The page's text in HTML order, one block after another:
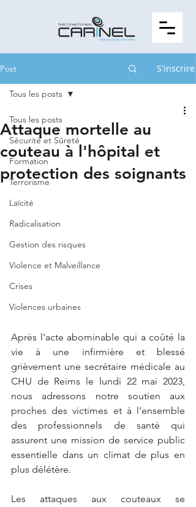
Post S'inscrire
Tous les posts
Sécurité et Sûreté
Formation
Terrorisme
Laïcité
Radicalisation
Gestion des risques
Violence et Malveillance
Crises
Violences urbaines
Tous les posts
Attaque mortelle au
couteau à l'hôpital et
protection des soignants
Après l'acte abominable qui a coûté la
vie à une infirmière et blessé
grièvement une secrétaire médicale au
CHU de Reims le lundi 22 mai 2023,
nous adressons notre soutien aux
proches des victimes et à l'ensemble
des professionnels de santé qui
assurent une mission de service public
essentielle dans un climat de plus en
plus délétère.
Les attaques aux couteaux se